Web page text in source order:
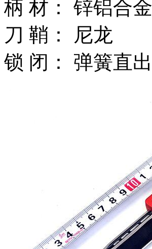
柄 材： 锌铝合金
刀 鞘： 尼龙
锁 闭： 弹簧直出